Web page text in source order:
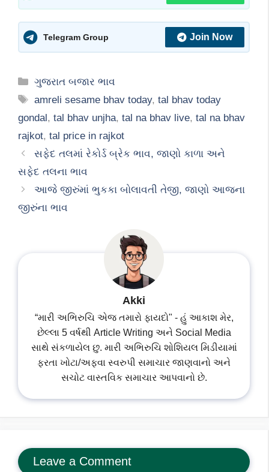
Telegram Group Join Now
Categories
ગુજરાત બજાર ભાવ
Tags
amreli sesame bhav today,tal bhav today
gondal, tal bhav unjha, tal na bhav live, tal na bhav
rajkot, tal price in rajkot
સફેદ તલમાં રેકોર્ડ બ્રેક ભાવ, જાણો કાળા અને
સફેદ તલના ભાવ
આજે જીરુંમાં ભુકકા બોલાવતી તેજી, જાણો આજના
જીરુંના ભાવ
Akki
“મારી અભિરુચિ એજ તમારો ફાયદો" - હું આકાશ મેર,
છેલ્લા 5 વર્ષથી Article Writing અને Social Media
સાથે સંકળાયેલ છુ. મારી અભિરુચિ શોશિયલ મિડીયામાં
ફરતા ખોટા/અફવા સ્વરુપી સમાચાર જાણવાનો અને
સચોટ વાસ્તવિક સમાચાર આપવાનો છે.
Leave a Comment